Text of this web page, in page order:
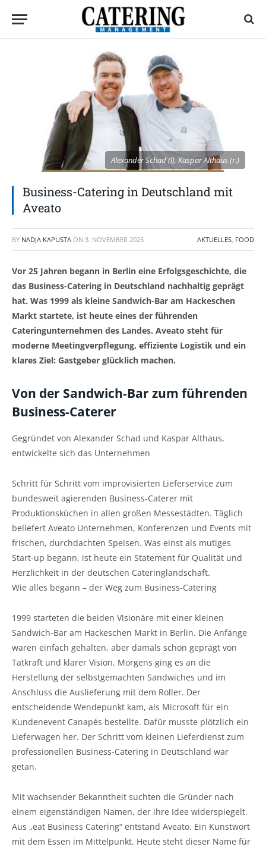
Alexander Schad (l), Kaspar Althaus (r.)
Business-Catering in Deutschland mit
Aveato
BY NADJA KAPUSTA ON 3. NOVEMBER 2025 AKTUELLES, FOOD
Vor 25 Jahren begann in Berlin eine Erfolgsgeschichte, die
das Business-Catering in Deutschland nachhaltig geprägt
hat. Was 1999 als kleine Sandwich-Bar am Hackeschen
Markt startete, ist heute eines der führenden
Cateringunternehmen des Landes. Aveato steht für
moderne Meetingverpflegung, effiziente Logistik und ein
klares Ziel: Gastgeber glücklich machen.
Von der Sandwich-Bar zum führenden
Business-Caterer
Gegründet von Alexander Schad und Kaspar Althaus,
entwickelte sich das Unternehmen
Schritt für Schritt vom improvisierten Lieferservice zum
bundesweit agierenden Business-Caterer mit
Produktionsküchen in allen großen Messestädten. Täglich
beliefert Aveato Unternehmen, Konferenzen und Events mit
frischen, durchdachten Speisen. Was einst als mutiges
Start-up begann, ist heute ein Statement für Qualität und
Herzlichkeit in der deutschen Cateringlandschaft.
Wie alles begann – der Weg zum Business-Catering
1999 starteten die beiden Visionäre mit einer kleinen
Sandwich-Bar am Hackeschen Markt in Berlin. Die Anfänge
waren einfach gehalten, aber damals schon geprägt von
Tatkraft und klarer Vision. Morgens ging es an die
Herstellung der selbstgemachten Sandwiches und im
Anschluss die Auslieferung mit dem Roller. Der
entscheidende Wendepunkt kam, als Microsoft für ein
Kundenevent Canapés bestellte. Dafür musste plötzlich ein
Lieferwagen her. Der Schritt vom kleinen Lieferdienst zum
professionellen Business-Catering in Deutschland war
getan.
Mit wachsender Bekanntheit suchten die Gründer nach
einem eigenständigen Namen, der ihre Idee widerspiegelt.
Aus „eat Business Catering“ entstand Aveato. Ein Kunstwort
mit dem Essen im Mittelpunkt. Heute steht dieser Name für